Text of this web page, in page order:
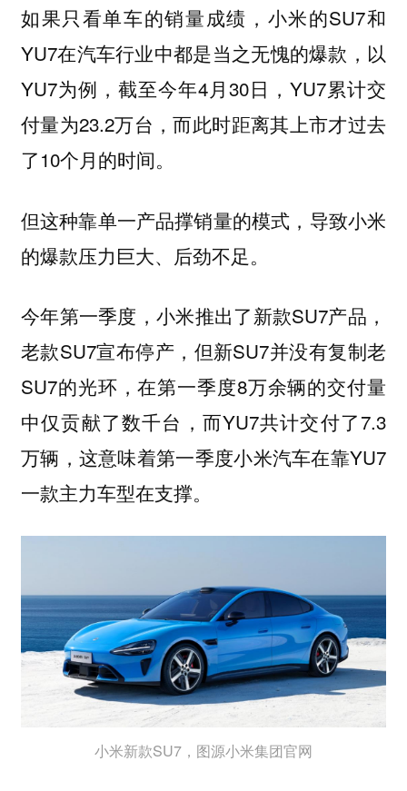
如果只看单车的销量成绩，小米的SU7和
YU7在汽车行业中都是当之无愧的爆款，以
YU7为例，截至今年4月30日，YU7累计交
付量为23.2万台，而此时距离其上市才过去
了10个月的时间。
但这种靠单一产品撑销量的模式，导致小米
的爆款压力巨大、后劲不足。
今年第一季度，小米推出了新款SU7产品，
老款SU7宣布停产，但新SU7并没有复制老
SU7的光环，在第一季度8万余辆的交付量
中仅贡献了数千台，而YU7共计交付了7.3
万辆，这意味着第一季度小米汽车在靠YU7
一款主力车型在支撑。
小米新款SU7，图源小米集团官网